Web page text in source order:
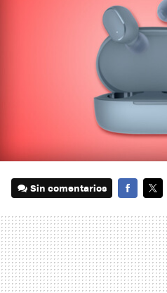
Sin comentarios